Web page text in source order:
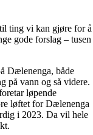
ting vi kan gjøre for å
gode forslag – tusen
Dælenenga, både
på vann og så videre.
løpende
løftet for Dælenenga
i 2023. Da vil hele